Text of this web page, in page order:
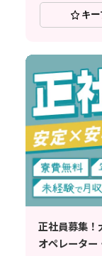
キー
正社員募集！
オペレーター